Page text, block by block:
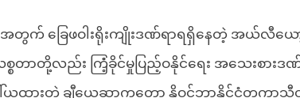
တွက် ခြေဖဝါးရိုးကျိုးဒဏ်ရာရရှိနေတဲ့ အယ်လီယော့
ာတို့လည်း ကြံံ့ခိုင်မှုပြည့်ဝနိုင်ရေး အသေးစားဒ
ယူထားတဲ့ ချီယေဆာကတော့ နိုဝင်ဘာနိုင်ငံတကာသီ